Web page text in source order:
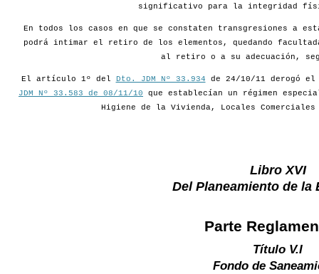
significativo para la integridad
En todos los casos en que se constaten transgresiones a
podrá intimar el retiro de los elementos, quedando
al retiro o a su adecuación,
El artículo 1º del Dto. JDM Nº 33.934 de 24/10/11 derogó
JDM Nº 33.583 de 08/11/10 que establecían un régimen
Higiene de la Vivienda, Locales
Libro XVI
Del Planeamiento de la
Parte
Título V.I
Fondo de